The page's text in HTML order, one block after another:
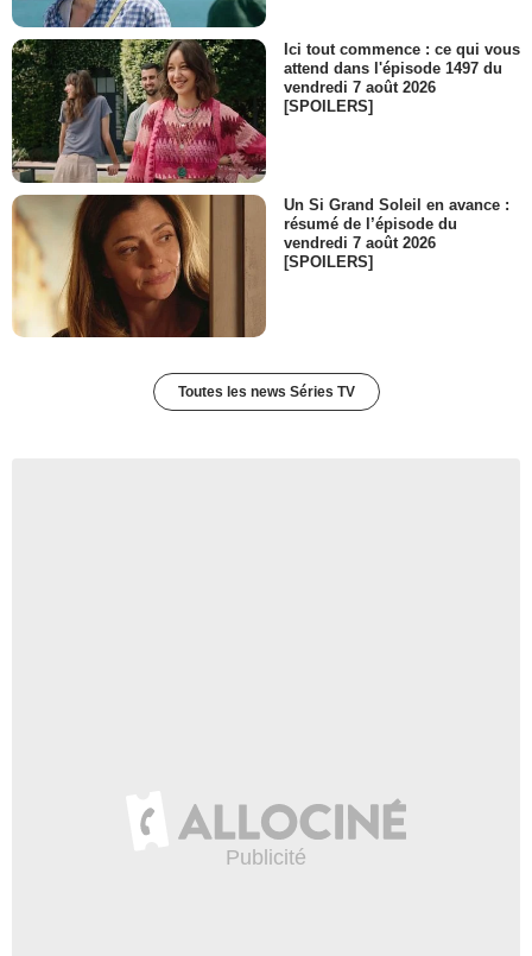
Ici tout commence : ce qui vous
attend dans l'épisode 1497 du
vendredi 7 août 2026
[SPOILERS]
Un Si Grand Soleil en avance :
résumé de l’épisode du
vendredi 7 août 2026
[SPOILERS]
Toutes les news Séries TV